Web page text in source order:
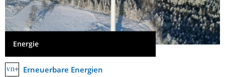
Energie
Erneuerbare Energien